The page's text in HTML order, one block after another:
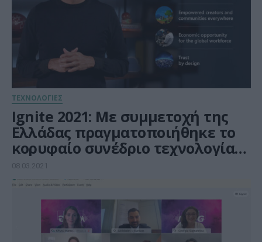
ΤΕΧΝΟΛΟΓΙΕΣ
Ignite 2021: Με συμμετοχή της
Ελλάδας πραγματοποιήθηκε το
κορυφαίο συνέδριο τεχνολογίας
της Microsoft
08.03.2021